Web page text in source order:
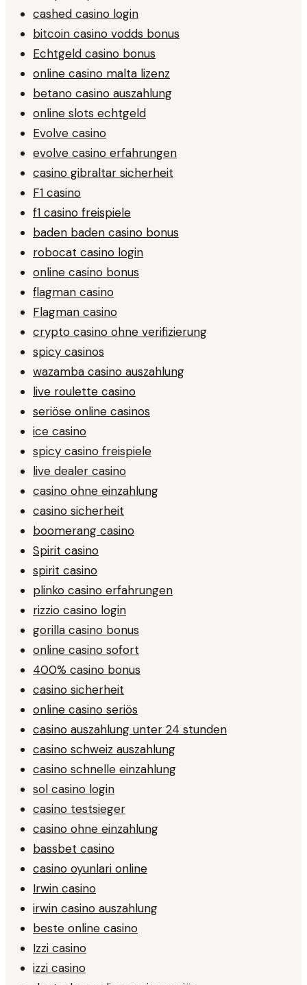
cashed casino login
bitcoin casino vodds bonus
Echtgeld casino bonus
online casino malta lizenz
betano casino auszahlung
online slots echtgeld
Evolve casino
evolve casino erfahrungen
casino gibraltar sicherheit
F1 casino
f1 casino freispiele
baden baden casino bonus
robocat casino login
online casino bonus
flagman casino
Flagman casino
crypto casino ohne verifizierung
spicy casinos
wazamba casino auszahlung
live roulette casino
seriöse online casinos
ice casino
spicy casino freispiele
live dealer casino
casino ohne einzahlung
casino sicherheit
boomerang casino
Spirit casino
spirit casino
plinko casino erfahrungen
rizzio casino login
gorilla casino bonus
online casino sofort
400% casino bonus
casino sicherheit
online casino seriös
casino auszahlung unter 24 stunden
casino schweiz auszahlung
casino schnelle einzahlung
sol casino login
casino testsieger
casino ohne einzahlung
bassbet casino
casino oyunlari online
Irwin casino
irwin casino auszahlung
beste online casino
Izzi casino
izzi casino